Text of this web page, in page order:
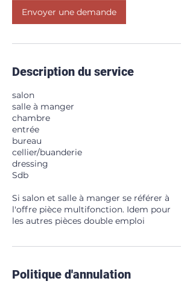
Envoyer une demande
Description du service
salon
salle à manger
chambre
entrée
bureau
cellier/buanderie
dressing
Sdb
Si salon et salle à manger se référer à
l'offre pièce multifonction. Idem pour
les autres pièces double emploi
Politique d'annulation